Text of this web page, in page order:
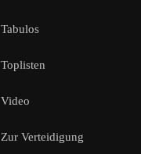
Tabulos
Toplisten
Video
Zur Verteidigung